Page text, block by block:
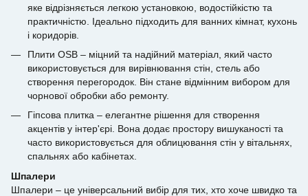
яке відрізняється легкою установкою, водостійкістю та
практичністю. Ідеально підходить для ванних кімнат, кухонь
і коридорів.
Плити OSB – міцний та надійний матеріал, який часто
використовується для вирівнювання стін, стель або
створення перегородок. Він стане відмінним вибором для
чорнової обробки або ремонту.
Гіпсова плитка – елегантне рішення для створення
акцентів у інтер'єрі. Вона додає простору вишуканості та
часто використовується для облицювання стін у вітальнях,
спальнях або кабінетах.
Шпалери
Шпалери – це універсальний вибір для тих, хто хоче швидко та